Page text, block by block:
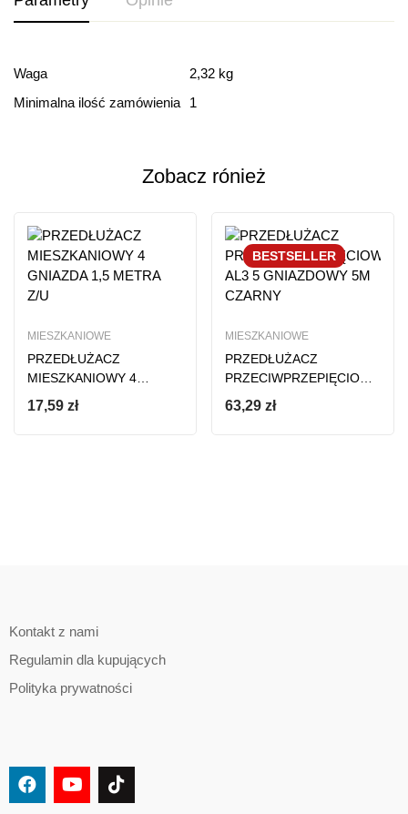
Waga
2,32 kg
Minimalna ilość zamówienia
1
Ocena i recenzja
Based on 0 Reviews
Ten produkt nie ma jeszcze opinii
Zobacz rónież
MIESZKANIOWE
PRZEDŁUŻACZ
MIESZKANIOWY 4
GNIAZDA 1,5 METRA Z/U
17,59 zł
BESTSELLER
MIESZKANIOWE
PRZEDŁUŻACZ
PRZECIWPRZEPIĘCIOWY
AL3 5 GNIAZDOWY 5M
CZARNY
63,29 zł
Kontakt z nami
Regulamin dla kupujących
Polityka prywatności